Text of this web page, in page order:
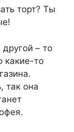
торт? Ты
– то
какие-то
так она